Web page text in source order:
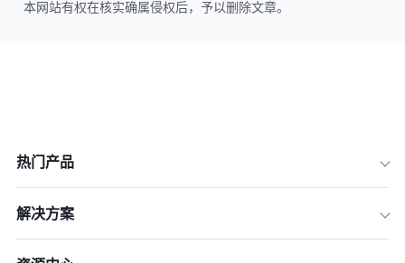
本网站有权在核实确属侵权后，予以删除文章。
热门产品
解决方案